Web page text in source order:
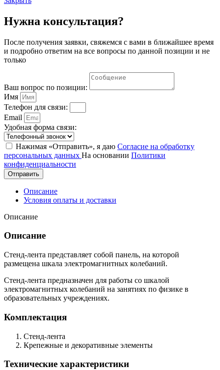
Нужна консультация?
После получения заявки, свяжемся с вами в ближайшее время
и подробно ответим на все вопросы по данной позиции и не
только
Ваш вопрос по позиции:
Имя
Телефон для связи:
Email
Удобная форма связи:
Нажимая «Отправить», я даю Согласие на обработку
персональных данных На основании Политики
конфиденциальности
Отправить
Описание
Условия оплаты и доставки
Описание
Описание
Стенд-лента представляет собой панель, на которой
размещена шкала электромагнитных колебаний.
Стенд-лента предназначен для работы со шкалой
электромагнитных колебаний на занятиях по физике в
образовательных учреждениях.
Комплектация
Стенд-лента
Крепежные и декоративные элементы
Технические характеристики